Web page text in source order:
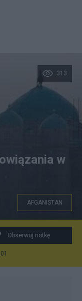
313
w
AFGANISTAN
Obserwuj notkę